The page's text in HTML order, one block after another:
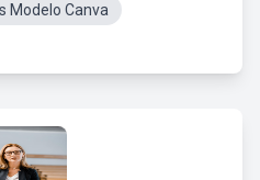
Modelo Canva